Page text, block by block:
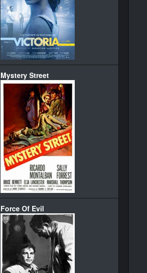
Mystery Street
Force Of Evil